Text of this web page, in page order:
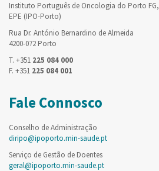
Instituto Português de Oncologia do Porto FG,
EPE (IPO-Porto)
Rua Dr. António Bernardino de Almeida
4200-072 Porto
T. +351 225 084 000
F. +351 225 084 001
Fale Connosco
Conselho de Administração
diripo@ipoporto.min-saude.pt
Serviço de Gestão de Doentes
geral@ipoporto.min-saude.pt